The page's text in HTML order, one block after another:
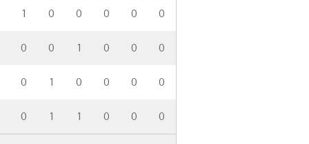
1 0 0 0 0 0
0 0 1 0 0 0
0 1 0 0 0 0
0 1 1 0 0 0